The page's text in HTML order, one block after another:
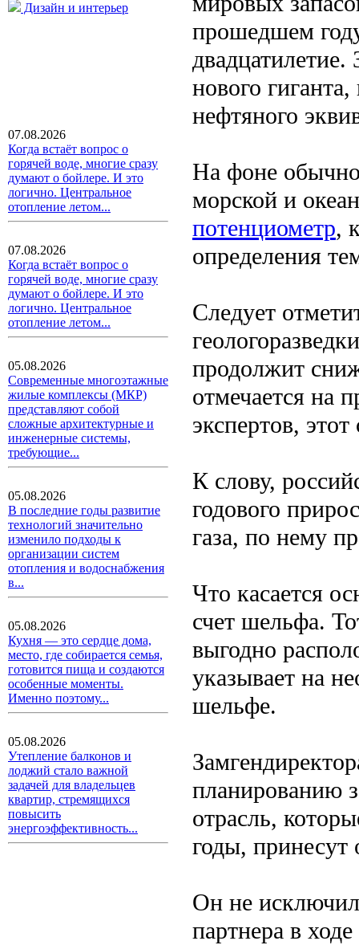
Дизайн и интерьер
07.08.2026
Когда встаёт вопрос о
горячей воде, многие сразу
думают о бойлере. И это
логично. Центральное
отопление летом...
07.08.2026
Когда встаёт вопрос о
горячей воде, многие сразу
думают о бойлере. И это
логично. Центральное
отопление летом...
05.08.2026
Современные многоэтажные
жилые комплексы (МКР)
представляют собой
сложные архитектурные и
инженерные системы,
требующие...
05.08.2026
В последние годы развитие
технологий значительно
изменило подходы к
организации систем
отопления и водоснабжения
в...
05.08.2026
Кухня — это сердце дома,
место, где собирается семья,
готовится пища и создаются
особенные моменты.
Именно поэтому...
05.08.2026
Утепление балконов и
лоджий стало важной
задачей для владельцев
квартир, стремящихся
повысить
энергоэффективность...
прошедшем
двадцатилетие.
нового
нефтяного
На фоне
морской и
потенциометр,
определения
Следует
продолжит
отмечается на
экспертов,
К слову,
годового
газа, по нему
Что касается
счет шельфа.
выгодно
указывает на
шельфе.
планированию
отрасль,
годы, принесут
Он не
партнера в